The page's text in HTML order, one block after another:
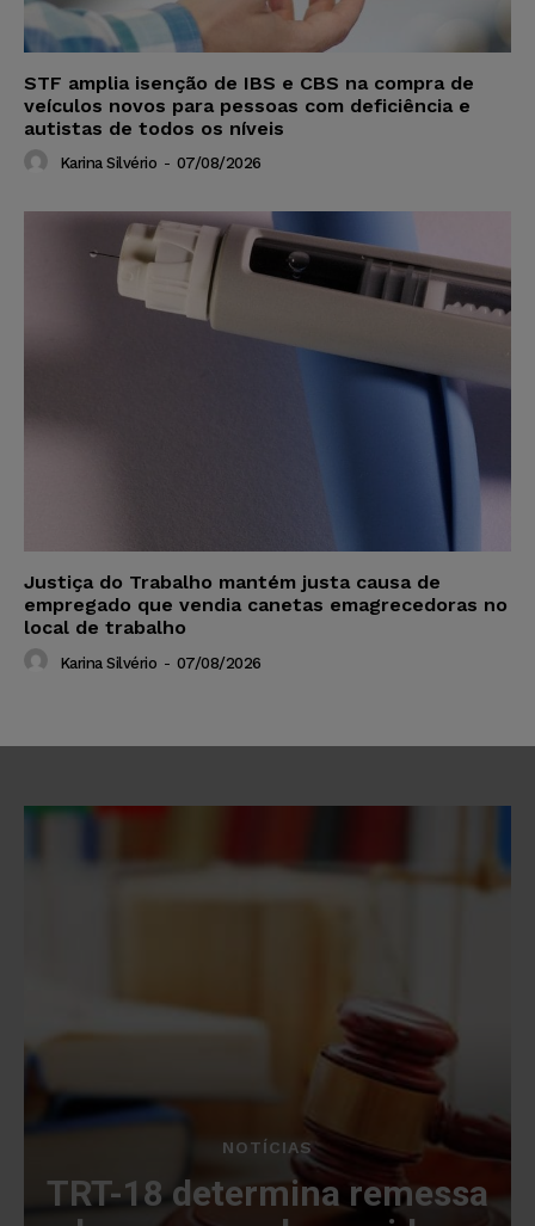
STF amplia isenção de IBS e CBS na compra de
veículos novos para pessoas com deficiência e
autistas de todos os níveis
Karina Silvério - 07/08/2026
Justiça do Trabalho mantém justa causa de
empregado que vendia canetas emagrecedoras no
local de trabalho
Karina Silvério - 07/08/2026